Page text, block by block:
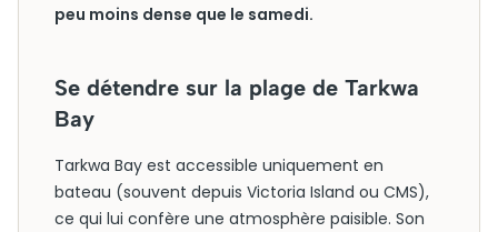
peu moins dense que le samedi.
Se détendre sur la plage de Tarkwa
Bay
Tarkwa Bay est accessible uniquement en
bateau (souvent depuis Victoria Island ou CMS),
ce qui lui confère une atmosphère paisible. Son